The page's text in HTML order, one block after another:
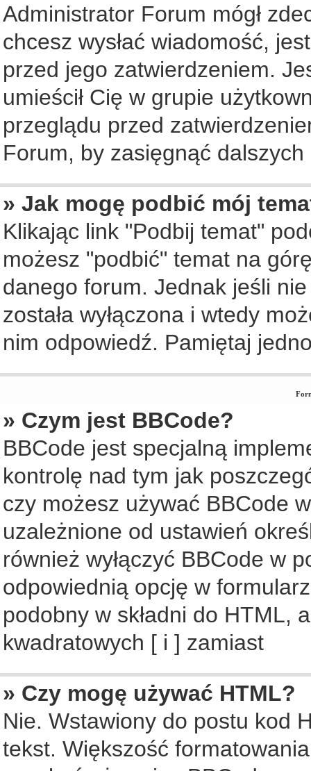
Administrator Forum mógł
chcesz wysłać wiadomość,
przed jego zatwierdzeniem.
umieścił Cię w grupie
przeglądu przed
Forum, by zasięgnąć
» Jak mogę podbić mój
Klikając link "Podbij temat"
możesz "podbić" temat na
danego forum. Jednak jeśli
została wyłączona i wtedy
nim odpowiedź. Pamiętaj
» Czym jest BBCode?
BBCode jest specjalną
kontrolę nad tym jak
czy możesz używać BBCode
uzależnione od ustawień
również wyłączyć BBCode w
odpowiednią opcję w
podobny w składni do HTML,
kwadratowych [ i ] zamiast
» Czy mogę używać HTML?
Nie. Wstawiony do postu kod
tekst. Większość